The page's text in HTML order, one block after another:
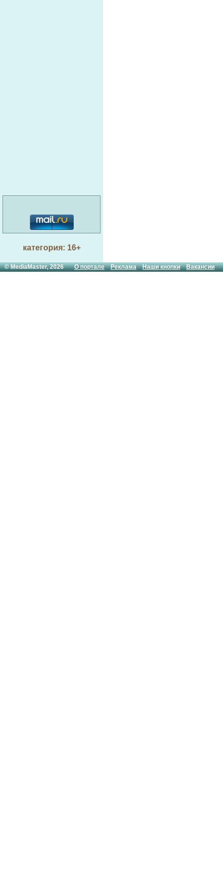
категория: 16+
© MediaMaster, 2026О портале Реклама Наши кнопки Вакансии